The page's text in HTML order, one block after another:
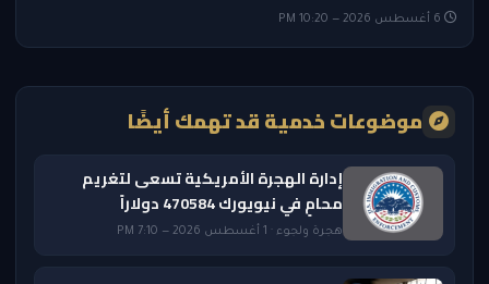
موضوعات خدمية قد تهمك أيضًا
إدارة الهجرة الأمريكية تسعى لتغريم
محامٍ في نيويورك 470584 دولاراً
هجرة ولجوء · 1 أغسطس 2026 — 7:10 PM